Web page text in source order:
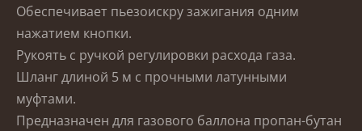
Обеспечивает пьезоискру зажигания одним
нажатием кнопки.
Рукоять с ручкой регулировки расхода газа.
Шланг длиной 5 м с прочными латунными
муфтами.
Предназначен для газового баллона пропан-бутан